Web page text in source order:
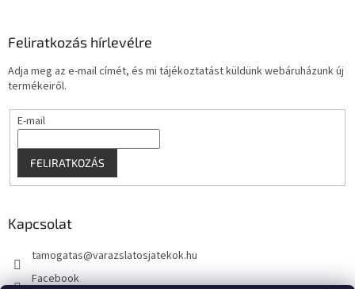
Feliratkozás hírlevélre
Adja meg az e-mail címét, és mi tájékoztatást küldünk webáruházunk új
termékeiről.
E-mail
FELIRATKOZÁS
Kapcsolat
tamogatas@varazslatosjatekok.hu
Facebook